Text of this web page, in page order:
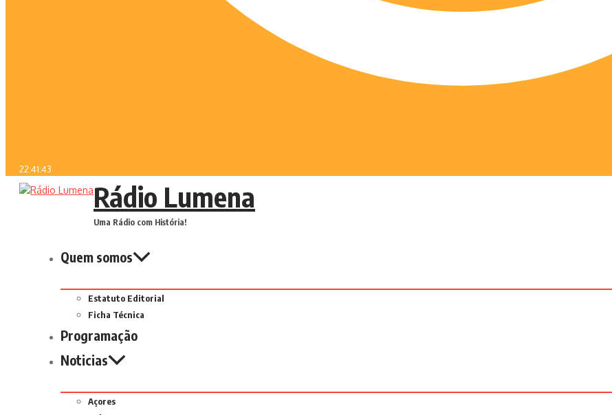
22:41:43
Rádio Lumena
Uma Rádio com História!
Quem somos
Estatuto Editorial
Ficha Técnica
Programação
Noticias
Açores